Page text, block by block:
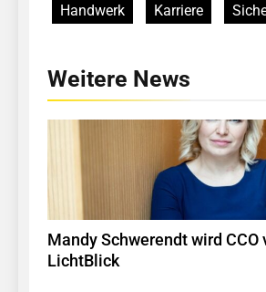
Handwerk
Karriere
Weitere News
Mandy Schwerendt wird CCO
LichtBlick